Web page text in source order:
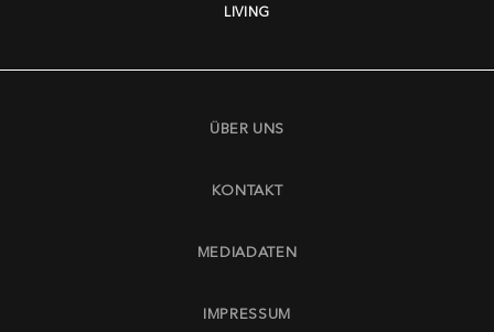
LIVING
ÜBER UNS
KONTAKT
MEDIADATEN
IMPRESSUM